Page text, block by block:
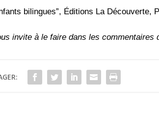
bilingues”, Éditions La Découverte,
invite à le faire dans les commentaires